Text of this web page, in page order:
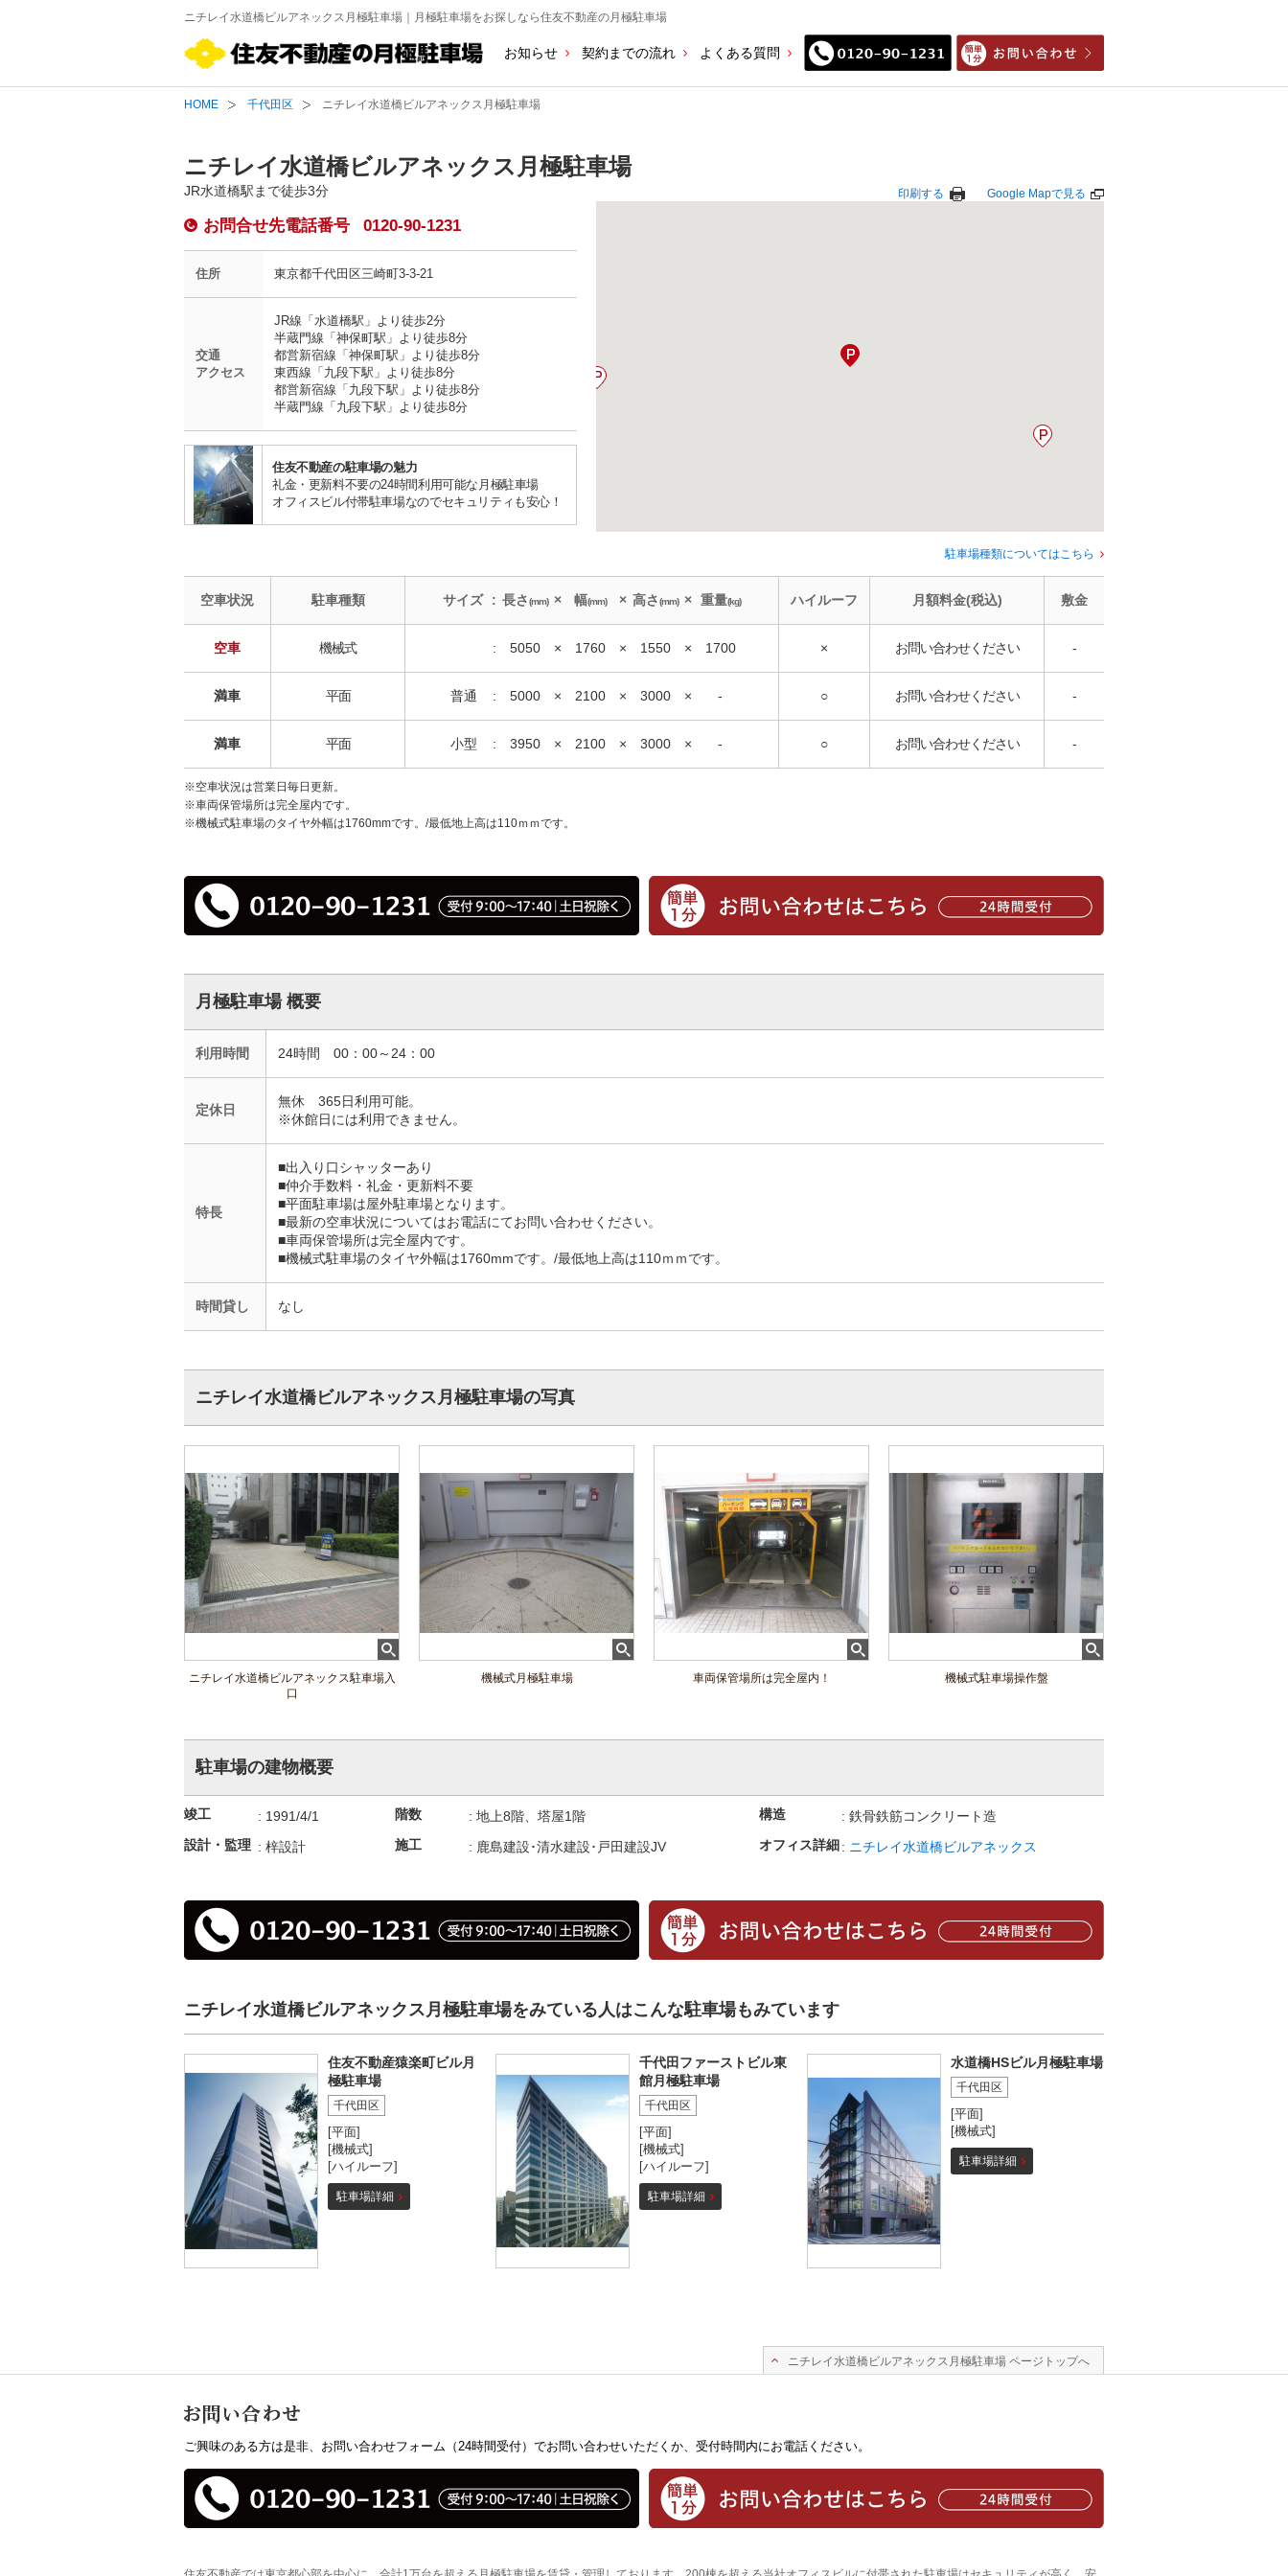
ニチレイ水道橋ビルアネックス月極駐車場｜月極駐車場をお探しなら住友不動産の月極駐車場
お知らせ 契約までの流れ よくある質問
HOME 千代田区 ニチレイ水道橋ビルアネックス月極駐車場
ニチレイ水道橋ビルアネックス月極駐車場
JR水道橋駅まで徒歩3分
お問合せ先電話番号 0120-90-1231
住所 東京都千代田区三崎町3-3-21
交通
アクセス
JR線「水道橋駅」より徒歩2分
半蔵門線「神保町駅」より徒歩8分
都営新宿線「神保町駅」より徒歩8分
東西線「九段下駅」より徒歩8分
都営新宿線「九段下駅」より徒歩8分
半蔵門線「九段下駅」より徒歩8分
住友不動産の駐車場の魅力
礼金・更新料不要の24時間利用可能な月極駐車場
オフィスビル付帯駐車場なのでセキュリティも安心！
印刷する Google Mapで見る
駐車場種類についてはこちら
空車状況 駐車種類 サイズ : 長さ(mm) × 幅(mm) × 高さ(mm) × 重量(kg) ハイルーフ 月額料金(税込) 敷金
空車 機械式 : 5050 × 1760 × 1550 × 1700 × お問い合わせください -
満車 平面 普通 : 5000 × 2100 × 3000 × - ○ お問い合わせください -
満車 平面 小型 : 3950 × 2100 × 3000 × - ○ お問い合わせください -
※空車状況は営業日毎日更新。
※車両保管場所は完全屋内です。
※機械式駐車場のタイヤ外幅は1760mmです。/最低地上高は110ｍｍです。
月極駐車場 概要
利用時間 24時間 00：00～24：00
定休日
無休 365日利用可能。
※休館日には利用できません。
特長
■出入り口シャッターあり
■仲介手数料・礼金・更新料不要
■平面駐車場は屋外駐車場となります。
■最新の空車状況についてはお電話にてお問い合わせください。
■車両保管場所は完全屋内です。
■機械式駐車場のタイヤ外幅は1760mmです。/最低地上高は110ｍｍです。
時間貸し なし
ニチレイ水道橋ビルアネックス月極駐車場の写真
ニチレイ水道橋ビルアネックス駐車場入
口
機械式月極駐車場 車両保管場所は完全屋内！ 機械式駐車場操作盤
駐車場の建物概要
竣工 : 1991/4/1 階数 : 地上8階、塔屋1階 構造 : 鉄骨鉄筋コンクリート造
設計・監理 : 梓設計 施工 : 鹿島建設･清水建設･戸田建設JV オフィス詳細: ニチレイ水道橋ビルアネックス
ニチレイ水道橋ビルアネックス月極駐車場をみている人はこんな駐車場もみています
住友不動産猿楽町ビル月
極駐車場
千代田区
[平面]
[機械式]
[ハイルーフ]
駐車場詳細
千代田ファーストビル東
館月極駐車場
千代田区
[平面]
[機械式]
[ハイルーフ]
駐車場詳細
水道橋HSビル月極駐車場
千代田区
[平面]
[機械式]
駐車場詳細
ニチレイ水道橋ビルアネックス月極駐車場 ページトップへ
ご興味のある方は是非、お問い合わせフォーム（24時間受付）でお問い合わせいただくか、受付時間内にお電話ください。